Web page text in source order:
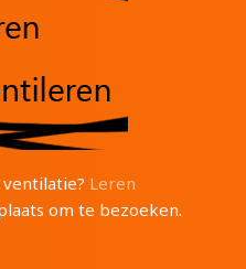
Leren
om te bezoeken.